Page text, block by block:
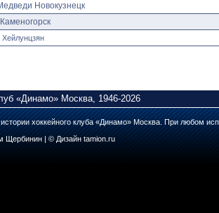
Новокузнецк
«Динамо» Москва, 1946-2026
хоккейного клуба «Динамо» Москва. При любом
Щербинин | © Дизайн tamion.ru